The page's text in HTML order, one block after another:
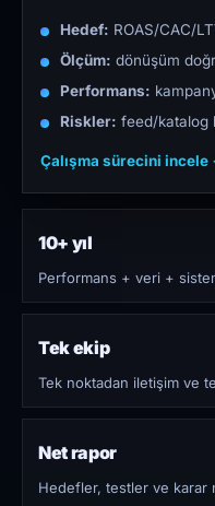
Hedef: ROAS/CAC/
Ölçüm: dönüşüm
Performans:
Riskler: feed/katalog
Çalışma sürecini incele
10+ yıl
Performans + veri +
Tek ekip
Tek noktadan iletişim ve
Net rapor
Hedefler, testler ve karar